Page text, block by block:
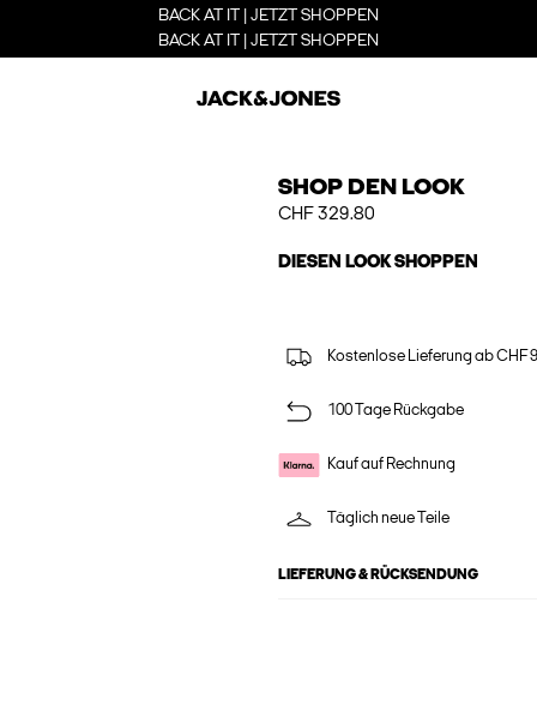
BACK AT IT | JETZT SHOPPEN
BACK AT IT | JETZT SHOPPEN
SHOP DEN LOOK
CHF 329.80
DIESEN LOOK SHOPPEN
Kostenlose Lieferung ab CHF
100 Tage Rückgabe
Kauf auf Rechnung
Täglich neue Teile
LIEFERUNG & RÜCKSENDUNG